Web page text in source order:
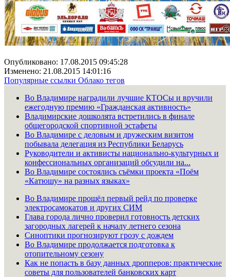
Опубликовано: 17.08.2015 09:45:28
Изменено: 21.08.2015 14:01:16
Популярные ссылки Облако тегов
Во Владимире наградили лучшие КТОСы и вручили
ежегодную премию «Гражданская активность»
Владимирские дошколята встретились в финале
общегородской спортивной эстафеты
Во Владимире с деловым и дружеским визитом
побывала делегация из Республики Беларусь
Руководители и активисты национально-культурных и
конфессиональных организаций обсудили на...
Во Владимире состоялись съёмки проекта «Поём
«Катюшу» на разных языках»
Во Владимире прошёл первый рейд по проверке
электросамокатов и других СИМ
Глава города лично проверил готовность детских
загородных лагерей к началу летнего сезона
Синоптики прогнозируют грозу с дождем
Во Владимире продолжается подготовка к
отопительному сезону
Как не попасть в базу данных дропперов: практические
советы для пользователей банковских карт